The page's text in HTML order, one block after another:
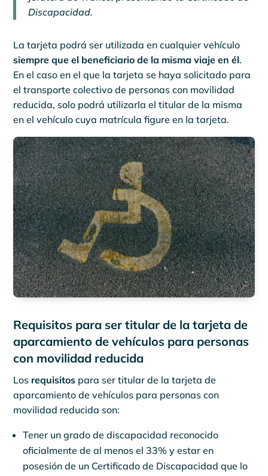
Discapacidad.
La tarjeta podrá ser utilizada en cualquier vehículo
siempre que el beneficiario de la misma viaje en él.
En el caso en el que la tarjeta se haya solicitado para
el transporte colectivo de personas con movilidad
reducida, solo podrá utilizarla el titular de la misma
en el vehículo cuya matrícula figure en la tarjeta.
Requisitos para ser titular de la tarjeta de
aparcamiento de vehículos para personas
con movilidad reducida
Los requisitos para ser titular de la tarjeta de
aparcamiento de vehículos para personas con
movilidad reducida son:
Tener un grado de discapacidad reconocido
oficialmente de al menos el 33% y estar en
posesión de un Certificado de Discapacidad que lo